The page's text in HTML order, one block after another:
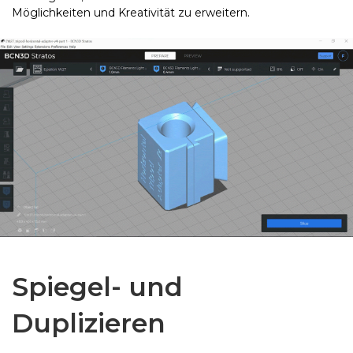
Möglichkeiten und Kreativität zu erweitern.
Spiegel- und
Duplizieren